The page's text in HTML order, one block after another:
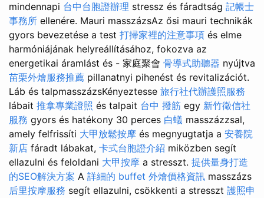
mindennapi 台中台胞證辦理 stressz és fáradtság 記帳士
事務所 ellenére. Mauri masszázsAz ősi mauri technikák
gyors bevezetése a test 打掃家裡的注意事項 és elme
harmóniájának helyreállításához, fokozva az
energetikai áramlást és - 家庭聚會 骨導式助聽器 nyújtva
苗栗外燴服務推薦 pillanatnyi pihenést és revitalizációt.
Láb és talpmasszázsKényeztesse 旅行社代辦護照服務
lábait 推拿專業證照 és talpait 台中 撥筋 egy 新竹徵信社
服務 gyors és hatékony 30 perces 白蟻 masszázzsal,
amely felfrissíti 大甲放鬆按摩 és megnyugtatja a 安養院
新店 fáradt lábakat, 卡式台胞證介紹 miközben segít
ellazulni és feloldani 大甲按摩 a stresszt. 提供量身打造
的SEO解決方案 A 詳細的 buffet 外燴價格資訊 masszázs
后里按摩服務 segít ellazulni, csökkenti a stresszt 護照申